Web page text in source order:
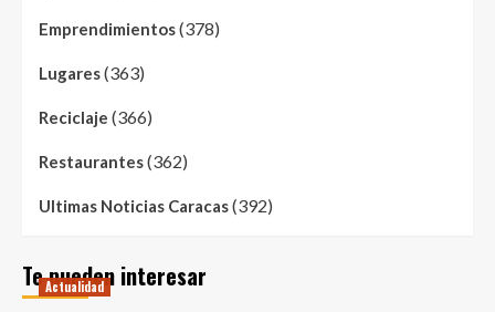
Emprendimientos(378)
Lugares(363)
Reciclaje (366)
Restaurantes(362)
Ultimas Noticias Caracas(392)
Te pueden interesar
Actualidad